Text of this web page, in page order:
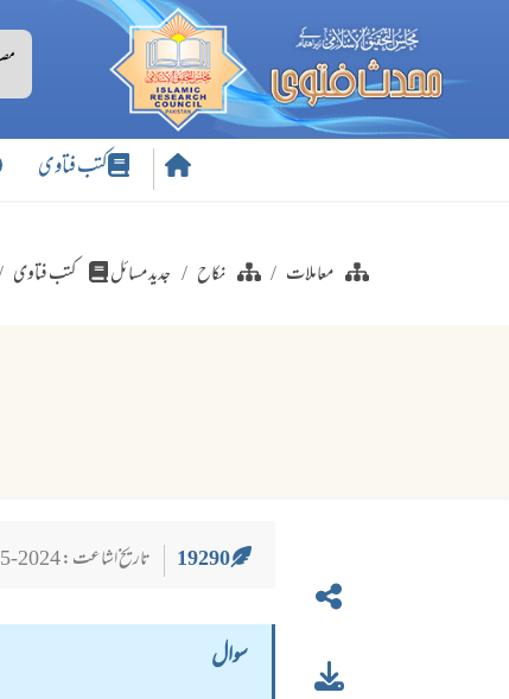
کتب فتاوی
معاملات نکاح جدید مسائل کتب فتاوی
19290 تاریخ اشاعت : 2024-05-26
سوال